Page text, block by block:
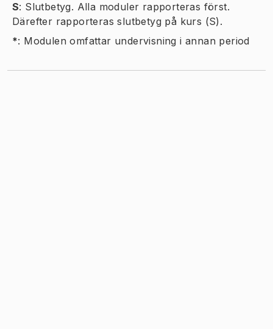
S: Slutbetyg. Alla moduler rapporteras först.
Därefter rapporteras slutbetyg på kurs (S).
*: Modulen omfattar undervisning i annan period